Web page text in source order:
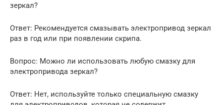
зеркал?
Ответ: Рекомендуется смазывать электропривод зеркал
раз в год или при появлении скрипа.
Вопрос: Можно ли использовать любую смазку для
электропривода зеркал?
Ответ: Нет, используйте только специальную смазку